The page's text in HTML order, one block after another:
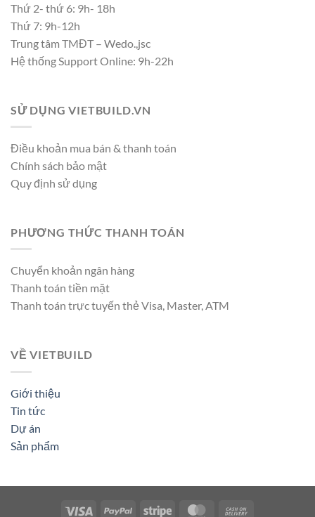
Thứ 2- thứ 6: 9h- 18h
Thứ 7: 9h-12h
Trung tâm TMĐT – Wedo.,jsc
Hệ thống Support Online: 9h-22h
SỬ DỤNG VIETBUILD.VN
Điều khoản mua bán & thanh toán
Chính sách bảo mật
Quy định sử dụng
PHƯƠNG THỨC THANH TOÁN
Chuyển khoản ngân hàng
Thanh toán tiền mặt
Thanh toán trực tuyến thẻ Visa, Master, ATM
VỀ VIETBUILD
Giới thiệu
Tin tức
Dự án
Sản phẩm